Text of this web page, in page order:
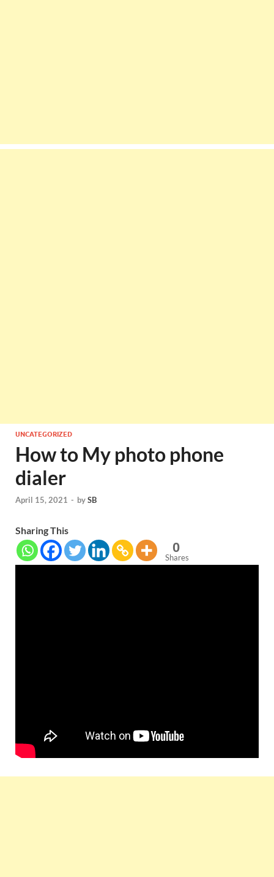
UNCATEGORIZED
How to My photo phone
dialer
April 15, 2021 - bySB
Sharing This
0
Shares